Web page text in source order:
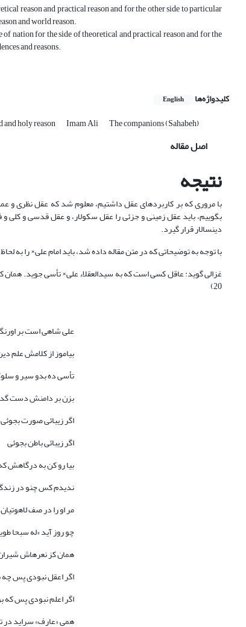
reason and practical reason and for the other side to particular
and world reason.
nation for the side of theoretical and practical reason and for the
and reasons.
کلیدواژه‌ها English
holy reason Imam Ali The companions (Sahabeh)
اصل مقاله
نتیجه
با مرورى که بر کاربردهاى عقل داشتیم، معلوم شد که عقل نظرى و
بگوییم، باید عقل زمینى و جزئى را عقل سکولار، و عقل قدسى و
دین‏سالار قرار گیرد.
با توجه به توضیحاتى که در متن مقاله داده شد، باید امام على× را به
20)
على شاهى است بر
بیاموز از کلامش علم
تأسى ده بدو سیر و
بزن بر دامنش دست
اگر زیبائى صورت بجوئى
اگر زیبائى باطن بجوئى
بیا رو کن به درگاهش
ندیدم کس چنو در
مر او را در صف
چو روز آید «له سبحا
همان کز نعره‏اش
اگر اعقل نبودى پس
اگر اعلم نبودى پس که
همى «عارف» سراید در